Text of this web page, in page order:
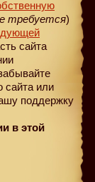
требуется)
сайта
сайта или
поддержку
в этой